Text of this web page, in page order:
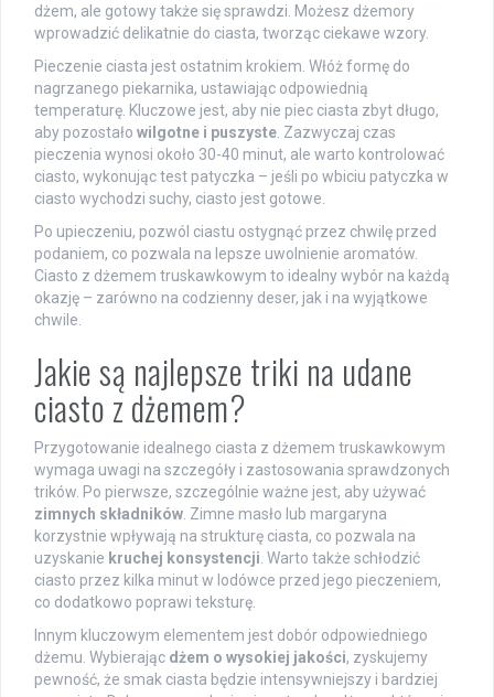
dżem, ale gotowy także się sprawdzi. Możesz dżemory
wprowadzić delikatnie do ciasta, tworząc ciekawe wzory.
Pieczenie ciasta jest ostatnim krokiem. Włóż formę do
nagrzanego piekarnika, ustawiając odpowiednią
temperaturę. Kluczowe jest, aby nie piec ciasta zbyt długo,
aby pozostało wilgotne i puszyste . Zazwyczaj czas
pieczenia wynosi około 30-40 minut, ale warto kontrolować
ciasto, wykonując test patyczka – jeśli po wbiciu patyczka w
ciasto wychodzi suchy, ciasto jest gotowe.
Po upieczeniu, pozwól ciastu ostygnąć przez chwilę przed
podaniem, co pozwala na lepsze uwolnienie aromatów.
Ciasto z dżemem truskawkowym to idealny wybór na każdą
okazję – zarówno na codzienny deser, jak i na wyjątkowe
chwile.
Jakie są najlepsze triki na udane
ciasto z dżemem?
Przygotowanie idealnego ciasta z dżemem truskawkowym
wymaga uwagi na szczegóły i zastosowania sprawdzonych
trików. Po pierwsze, szczególnie ważne jest, aby używać
zimnych składników . Zimne masło lub margaryna
korzystnie wpływają na strukturę ciasta, co pozwala na
uzyskanie kruchej konsystencji . Warto także schłodzić
ciasto przez kilka minut w lodówce przed jego pieczeniem,
co dodatkowo poprawi teksturę.
Innym kluczowym elementem jest dobór odpowiedniego
dżemu. Wybierając dżem o wysokiej jakości, zyskujemy
pewność, że smak ciasta będzie intensywniejszy i bardziej